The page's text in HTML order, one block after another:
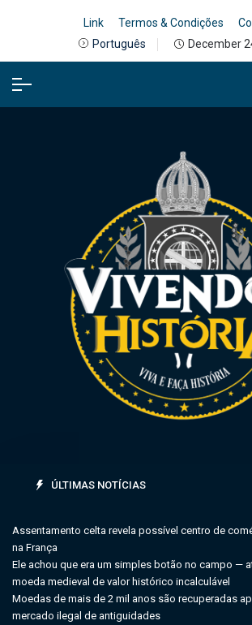
Link Termos & Condições
Português
December
ÚLTIMAS NOTÍCIAS
Assentamento celta revela possível centro de
na França
Ele achou que era um simples botão no campo —
moeda medieval de valor histórico incalculável
Moedas de mais de 2 mil anos são recuperadas
mercado ilegal de antiguidades